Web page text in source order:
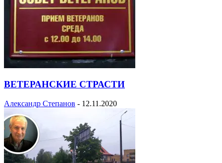
ВЕТЕРАНСКИЕ СТРАСТИ
Александр Степанов - 12.11.2020